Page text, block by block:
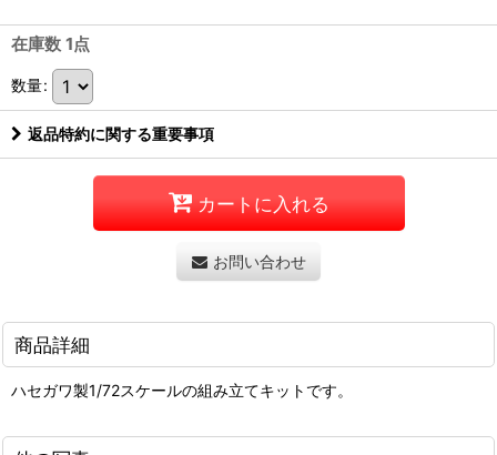
在庫数 1点
数量:
返品特約に関する重要事項
カートに入れる
お問い合わせ
商品詳細
ハセガワ製1/72スケールの組み立てキットです。